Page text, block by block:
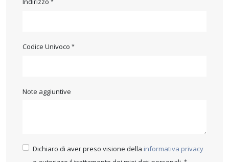
Codice Univoco
Note aggiuntive
Dichiaro di aver preso visione della informativa privacy